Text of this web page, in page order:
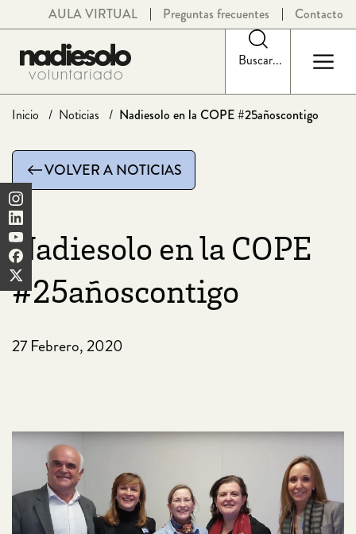
al
contenido
AULA VIRTUAL Preguntas frecuentes Contacto
Buscar...
Inicio Noticias Nadiesolo en la COPE #25añoscontigo
VOLVER A NOTICIAS
Nadiesolo en la COPE
#25añoscontigo
27 Febrero, 2020